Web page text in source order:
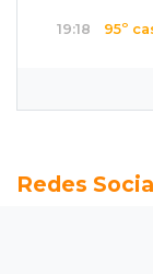
19:18 95º
Em MS,
Redes